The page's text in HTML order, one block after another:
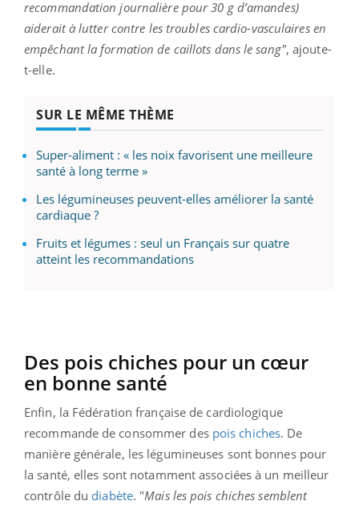
recommandation journalière pour 30 g d’amandes)
aiderait à lutter contre les troubles cardio-vasculaires en
empêchant la formation de caillots dans le sang", ajoute-
t-elle.
SUR LE MÊME THÈME
Super-aliment : « les noix favorisent une meilleure
santé à long terme »
Les légumineuses peuvent-elles améliorer la santé
cardiaque ?
Fruits et légumes : seul un Français sur quatre
atteint les recommandations
Des pois chiches pour un cœur
en bonne santé
Enfin, la Fédération française de cardiologique
recommande de consommer des pois chiches. De
manière générale, les légumineuses sont bonnes pour
la santé, elles sont notamment associées à un meilleur
contrôle du diabète. "Mais les pois chiches semblent